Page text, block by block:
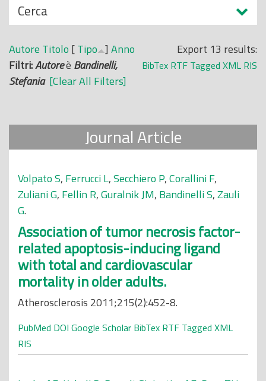
N
a
s
c
o
n
i
Cerca
Export 13 results:
BibTex RTF Tagged XML RIS
Autore Titolo [Tipo ] Anno
Filtri:Autoreè Bandinelli,
Stefania [Clear All Filters]
Journal Article
Volpato S, Ferrucci L,Secchiero P,Corallini F,
Zuliani G, Fellin R,Guralnik JM, Bandinelli S,Zauli
G.
Association of tumor necrosis factor-
related apoptosis-inducing ligand
with total and cardiovascular
mortality in older adults.
Atherosclerosis 2011;215(2):452-8.
PubMed DOI Google Scholar BibTex RTF Tagged XML
RIS